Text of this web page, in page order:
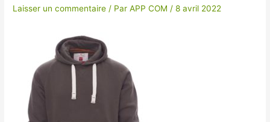
QUALITE OPTIMALE ou IMPRESSION SUR
Laisser un commentaire / ParAPP COM/8 avril 2022